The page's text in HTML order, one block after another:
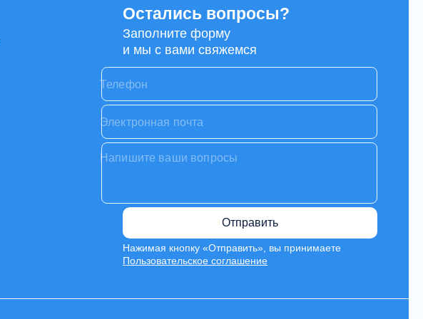
Остались вопросы?
Заполните форму
и мы с вами свяжемся
Отправить
Нажимая кнопку «Отправить», вы принимаете
Пользовательское соглашение